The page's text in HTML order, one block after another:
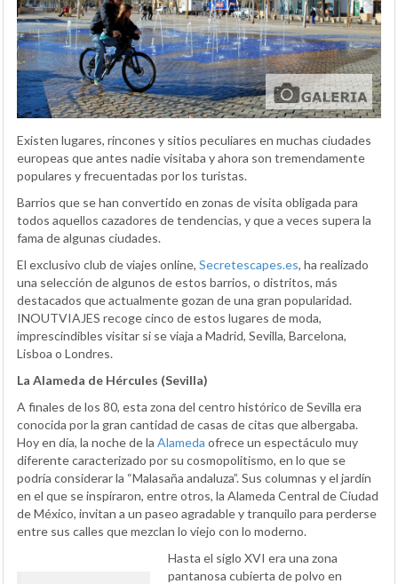
Existen lugares, rincones y sitios peculiares en muchas ciudades
europeas que antes nadie visitaba y ahora son tremendamente
populares y frecuentadas por los turistas.
Barrios que se han convertido en zonas de visita obligada para
todos aquellos cazadores de tendencias, y que a veces supera la
fama de algunas ciudades.
El exclusivo club de viajes online, Secretescapes.es, ha realizado
una selección de algunos de estos barrios, o distritos, más
destacados que actualmente gozan de una gran popularidad.
INOUTVIAJES recoge cinco de estos lugares de moda,
imprescindibles visitar si se viaja a Madrid, Sevilla, Barcelona,
Lisboa o Londres.
La Alameda de Hércules (Sevilla)
A finales de los 80, esta zona del centro histórico de Sevilla era
conocida por la gran cantidad de casas de citas que albergaba.
Hoy en día, la noche de la Alameda ofrece un espectáculo muy
diferente caracterizado por su cosmopolitismo, en lo que se
podría considerar la “Malasaña andaluza”. Sus columnas y el jardín
en el que se inspiraron, entre otros, la Alameda Central de Ciudad
de México, invitan a un paseo agradable y tranquilo para perderse
entre sus calles que mezclan lo viejo con lo moderno.
Hasta el siglo XVI era una zona
pantanosa cubierta de polvo en